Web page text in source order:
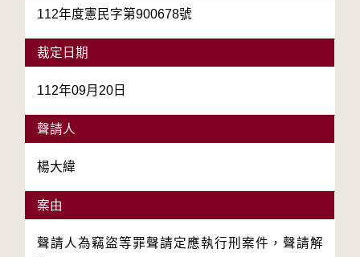
112年度憲民字第900678號
裁定日期
112年09月20日
聲請人
楊大緯
案由
聲請人為竊盜等罪聲請定應執行刑案件，聲請解